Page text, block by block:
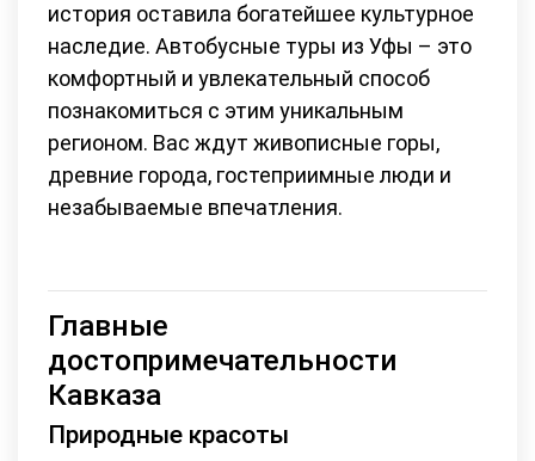
история оставила богатейшее культурное
наследие. Автобусные туры из Уфы – это
комфортный и увлекательный способ
познакомиться с этим уникальным
регионом. Вас ждут живописные горы,
древние города, гостеприимные люди и
незабываемые впечатления.
Главные
достопримечательности
Кавказа
Природные красоты